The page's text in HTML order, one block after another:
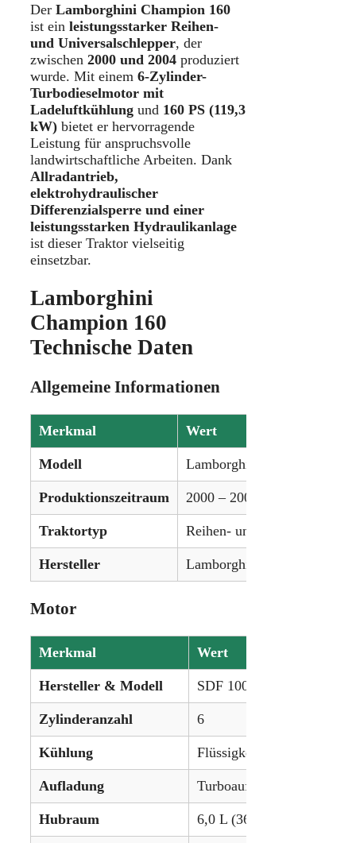
Der Lamborghini Champion 160
ist ein leistungsstarker Reihen-
und Universalschlepper, der
zwischen 2000 und 2004 produziert
wurde. Mit einem 6-Zylinder-
Turbodieselmotor mit
Ladeluftkühlung und 160 PS (119,3
kW) bietet er hervorragende
Leistung für anspruchsvolle
landwirtschaftliche Arbeiten. Dank
Allradantrieb,
elektrohydraulischer
Differenzialsperre und einer
leistungsstarken Hydraulikanlage
ist dieser Traktor vielseitig
einsetzbar.
Lamborghini
Champion 160
Technische Daten
Allgemeine Informationen
Merkmal Wert
Modell Lamborghini Champion 160
Produktionszeitraum 2000 – 2004
Traktortyp Reihen- und
Hersteller Lamborghini (SAME-
Motor
Merkmal Wert
Hersteller & Modell SDF 1000.6 WTI 3V
Zylinderanzahl 6
Kühlung Flüssigkeitsgekühlt
Aufladung Turboaufladung mit
Hubraum 6,0 L (366,1 in³)